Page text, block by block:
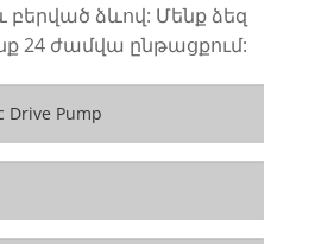
բերված ձևով: Մենք ձեզ
ժամվա ընթացքում: